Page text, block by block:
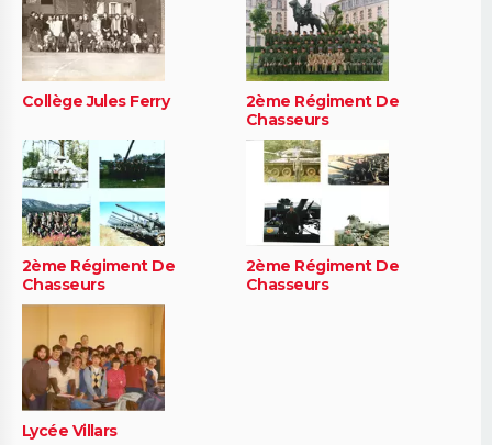
Collège Jules Ferry
2ème Régiment De
Chasseurs
2ème Régiment De
Chasseurs
2ème Régiment De
Chasseurs
Lycée Villars